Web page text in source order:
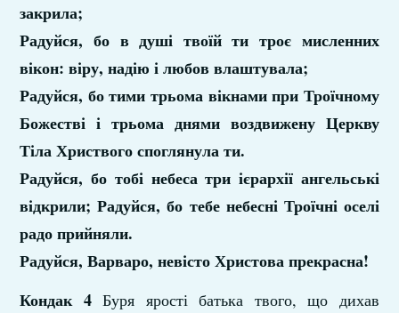
закрила;
Радуйся, бо в душі твоїй ти троє мисленних
вікон: віру, надію і любов влаштувала;
Радуйся, бо тими трьома вікнами при Троїчному
Божестві і трьома днями воздвижену Церкву
Тіла Христвого споглянула ти.
Радуйся, бо тобі небеса три ієрархії ангельські
відкрили; Радуйся, бо тебе небесні Троїчні оселі
радо прийняли.
Радуйся, Варваро, невісто Христова прекрасна!
Кондак 4Буря ярості батька твого, що дихав